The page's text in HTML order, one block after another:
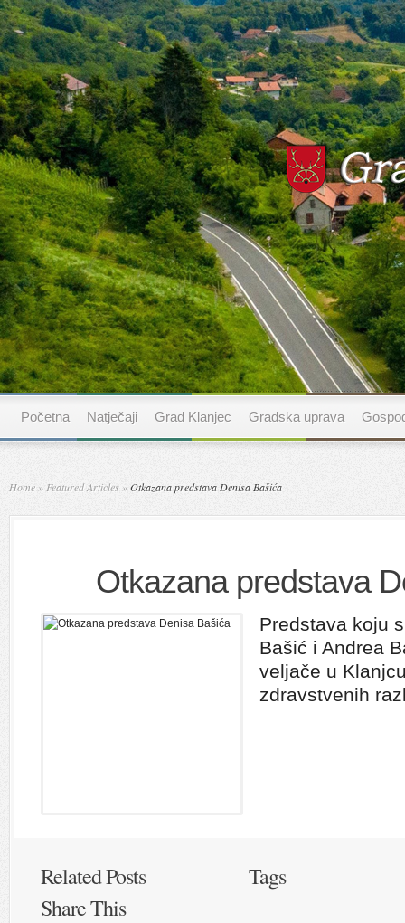
Početna Natječaji Grad Klanjec Gradska uprava
Home » Featured Articles »Otkazana predstava Denisa Bašića
Otkazana predstava
Predstava koju
Bašić i Andrea
veljače u
zdravstvenih
Related Posts
Tags
Share This